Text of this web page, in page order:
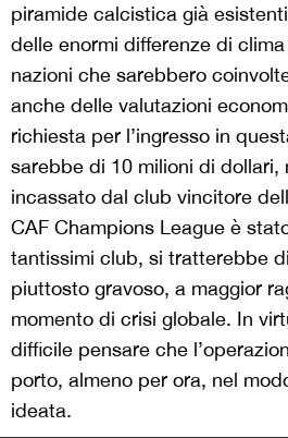
piramide calcistica già
delle enormi differenze di
nazioni che sarebbero
anche delle valutazioni
richiesta per l’ingresso in
sarebbe di 10 milioni di dollari,
incassato dal club vincitore
CAF Champions League è
tantissimi club, si tratterebbe
piuttosto gravoso, a maggior
momento di crisi globale. In
difficile pensare che
porto, almeno per ora, nel
ideata.